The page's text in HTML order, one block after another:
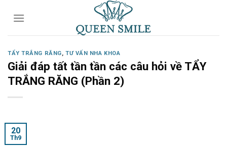
TẨY TRẮNG RĂNG, TƯ VẤN NHA KHOA
Giải đáp tất tần tần các câu hỏi về TẨY
TRẮNG RĂNG (Phần 2)
20
Th9